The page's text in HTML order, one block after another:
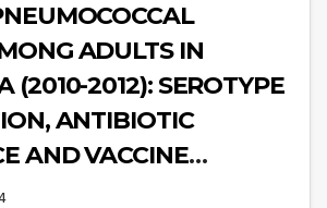
ADULTS IN
(2010-2012): SEROTYPE
ANTIBIOTIC
AND VACCINE